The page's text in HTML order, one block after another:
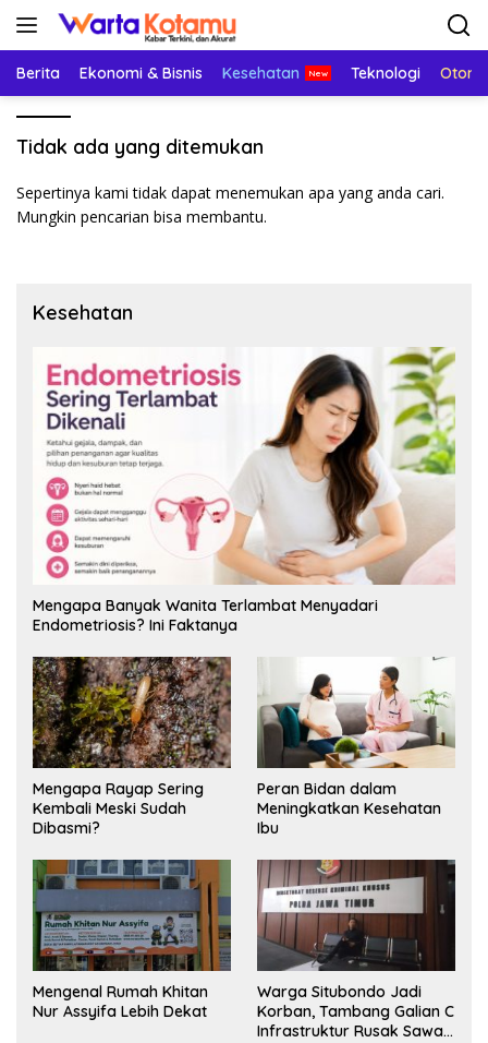
Langsung
Berita Ekonomi & Bisnis Kesehatan Teknologi
Tidak ada yang ditemukan
Sepertinya kami tidak dapat menemukan apa yang anda cari.
Mungkin pencarian bisa membantu.
Kesehatan
Mengapa Banyak Wanita Terlambat Menyadari
Endometriosis? Ini Faktanya
Mengapa Rayap Sering
Kembali Meski Sudah
Dibasmi?
Peran Bidan dalam
Meningkatkan Kesehatan
Ibu
Mengenal Rumah Khitan
Nur Assyifa Lebih Dekat
Warga Situbondo Jadi
Korban, Tambang Galian C
Infrastruktur Rusak Sawah